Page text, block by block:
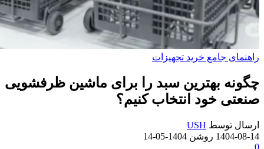
راهنمای جامع خرید تجهیزات
چگونه بهترین سبد را برای ماشین ظرفشویی
صنعتی خود انتخاب کنیم؟
ارسال توسط USH
1404-08-14 روشن 1404-05-14
0